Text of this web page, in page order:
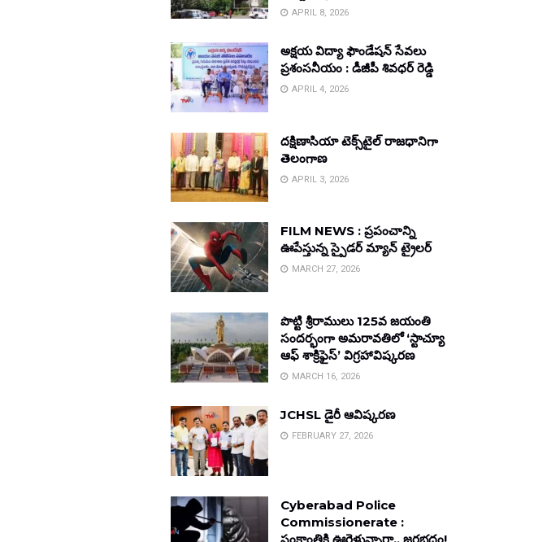
APRIL 8, 2026
అక్షయ విద్యా ఫౌండేషన్ సేవలు
ప్రశంసనీయం : డీజీపీ శివధర్ రెడ్డి
APRIL 4, 2026
దక్షిణాసియా టెక్స్‌టైల్ రాజధానిగా
తెలంగాణ
APRIL 3, 2026
FILM NEWS : ప్రపంచాన్ని
ఊపేస్తున్న స్పైడర్ మ్యాన్ ట్రైలర్
MARCH 27, 2026
పొట్టి శ్రీరాములు 125వ జయంతి
సందర్భంగా అమరావతిలో ‘స్టాచ్యూ
ఆఫ్ శాక్రిఫైస్’ విగ్రహావిష్కరణ
MARCH 16, 2026
JCHSL డైరీ ఆవిష్కరణ
FEBRUARY 27, 2026
Cyberabad Police
Commissionerate :